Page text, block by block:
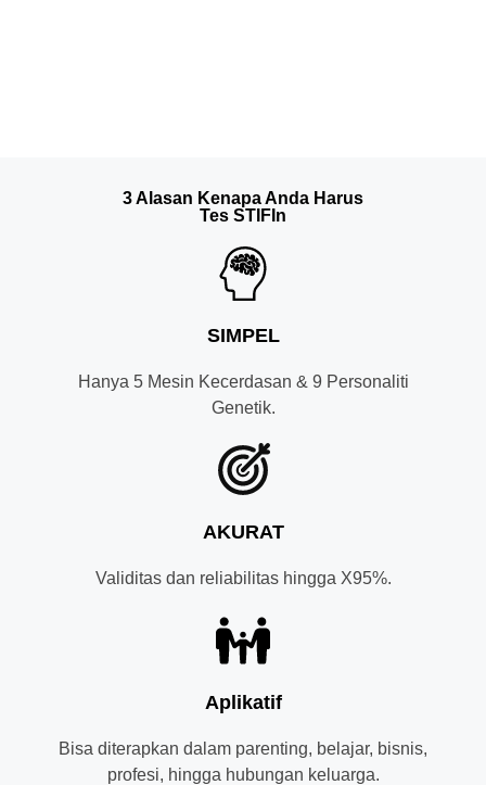
3 Alasan Kenapa Anda Harus
Tes STIFIn
SIMPEL
Hanya 5 Mesin Kecerdasan & 9 Personaliti
Genetik.
AKURAT
Validitas dan reliabilitas hingga X95%.
Aplikatif
Bisa diterapkan dalam parenting, belajar, bisnis,
profesi, hingga hubungan keluarga.